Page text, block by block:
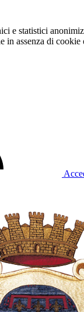
e statistici
in assenza di